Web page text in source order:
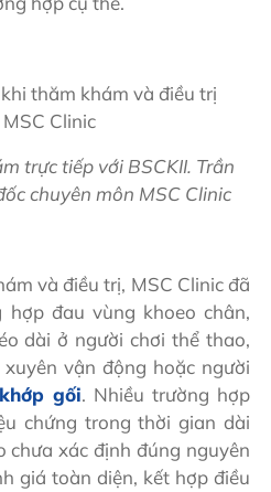
trực tiếp với BSCKII. Trần
chuyên môn MSC Clinic
và điều trị, MSC Clinic đã
đau vùng khoeo chân,
dài ở người chơi thể thao,
vận động hoặc người
gối. Nhiều trường hợp
chứng trong thời gian dài
chưa xác định đúng nguyên
giá toàn diện, kết hợp điều